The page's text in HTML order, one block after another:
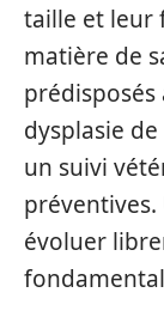
taille et leur
matière de
prédisposés
dysplasie
un suivi
évoluer